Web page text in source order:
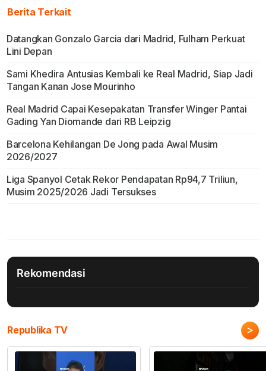
Berita Terkait
Datangkan Gonzalo Garcia dari Madrid, Fulham Perkuat
Lini Depan
Sami Khedira Antusias Kembali ke Real Madrid, Siap Jadi
Tangan Kanan Jose Mourinho
Real Madrid Capai Kesepakatan Transfer Winger Pantai
Gading Yan Diomande dari RB Leipzig
Barcelona Kehilangan De Jong pada Awal Musim
2026/2027
Liga Spanyol Cetak Rekor Pendapatan Rp94,7 Triliun,
Musim 2025/2026 Jadi Tersukses
Rekomendasi
Republika TV >